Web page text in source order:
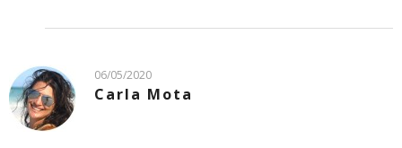
06/05/2020
Carla Mota